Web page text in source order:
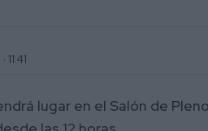
11:41
lugar en el Salón de